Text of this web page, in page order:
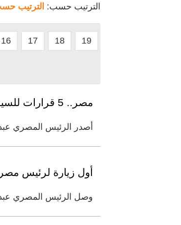
الترتيب حسب: الترتيب
16 17 18 19
مصر.. 5 قرارات للسيسي لصالح النساء في عيد الأم
أصدر الرئيس المصري
أول زيارة لرئيس مصري منذ 30 عاما.. السيسي في العراق
وصل الرئيس المصري